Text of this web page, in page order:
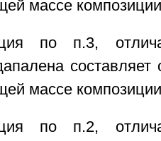
массе
по п.3,
массе
по п.2,